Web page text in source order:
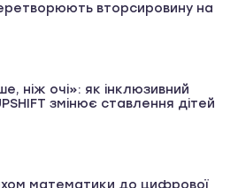
вторсировину на
ніж очі»: як інклюзивний
змінює ставлення дітей